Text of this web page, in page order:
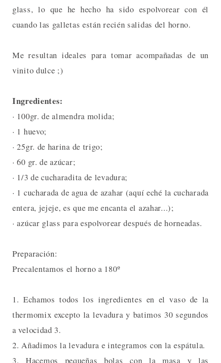
glass, lo que he hecho ha sido espolvorear con él
cuando las galletas están recién salidas del horno.
Me resultan ideales para tomar acompañadas de un
vinito dulce ;)
Ingredientes:
· 100gr. de almendra molida;
· 1 huevo;
· 25gr. de harina de trigo;
· 60 gr. de azúcar;
· 1/3 de cucharadita de levadura;
· 1 cucharada de agua de azahar (aquí eché la cucharada
entera, jejeje, es que me encanta el azahar...);
· azúcar glass para espolvorear después de horneadas.
Preparación:
Precalentamos el horno a 180º
1. Echamos todos los ingredientes en el vaso de la
thermomix excepto la levadura y batimos 30 segundos
a velocidad 3.
2. Añadimos la levadura e integramos con la espátula.
3. Hacemos pequeñas bolas con la masa y las